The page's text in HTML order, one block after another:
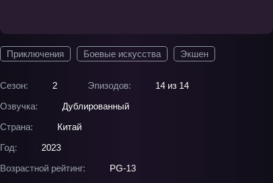
Приключения Боевые искусства Экшен
Сезон: 2 Эпизодов:
14 из 14
Озвучка:
Дублированный
Страна:
Китай
Год:
2023
Возрастной рейтинг:
PG-13